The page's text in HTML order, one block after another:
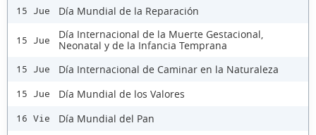
15 Jue Día Mundial de la Reparación
15 Jue
Día Internacional de la Muerte Gestacional,
Neonatal y de la Infancia Temprana
15 Jue Día Internacional de Caminar en la Naturaleza
15 Jue Día Mundial de los Valores
16 Vie Día Mundial del Pan